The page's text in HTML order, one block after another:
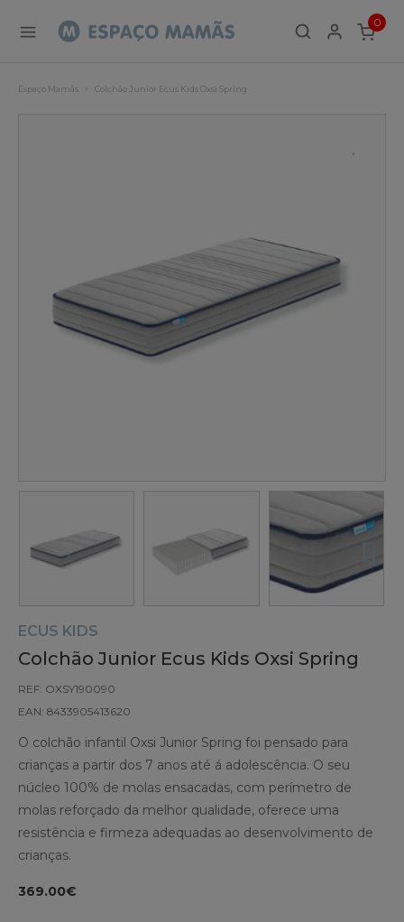
0
ITEMS
Espaço Mamãs Colchão Junior Ecus Kids Oxsi Spring
ECUS KIDS
Colchão Junior Ecus Kids Oxsi Spring
REF: OXSY190090
EAN: 8433905413620
O colchão infantil Oxsi Junior Spring foi pensado para
crianças a partir dos 7 anos até á adolescência. O seu
núcleo 100% de molas ensacadas, com perímetro de
molas reforçado da melhor qualidade, oferece uma
resistência e firmeza adequadas ao desenvolvimento de
crianças.
369.00€